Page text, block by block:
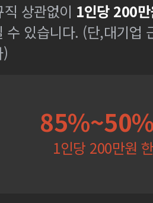
상관없이 1인당 200
수 있습니다. (단,대기업
1인당 200만원